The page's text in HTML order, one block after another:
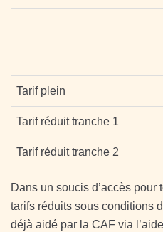
Tarif plein
Tarif réduit tranche 1
Tarif réduit tranche 2
Dans un soucis d’accès
tarifs réduits sous conditions
déjà aidé par la CAF via